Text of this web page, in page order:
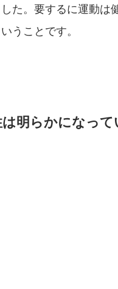
た。要するに運動は
うことです。
明らかになって